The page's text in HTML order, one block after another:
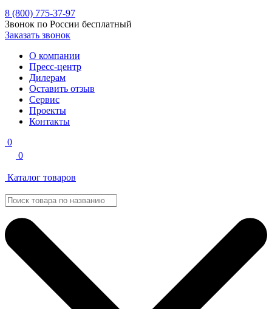
8 (800) 775-37-97
Звонок по России бесплатный
Заказать звонок
О компании
Пресс-центр
Дилерам
Оставить отзыв
Сервис
Проекты
Контакты
0
0
Каталог товаров